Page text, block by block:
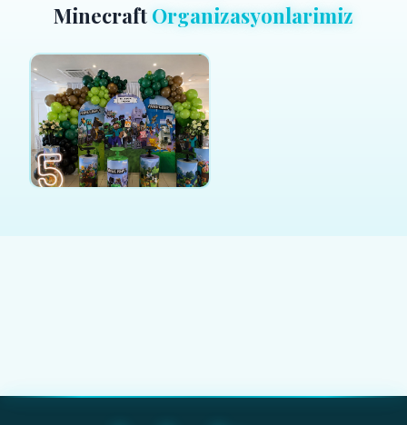
Minecraft Organizasyonlarimiz